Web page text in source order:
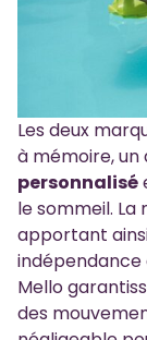
Les deux
à mémoire,
personnalisé
le sommeil. La
apportant
Mello
des